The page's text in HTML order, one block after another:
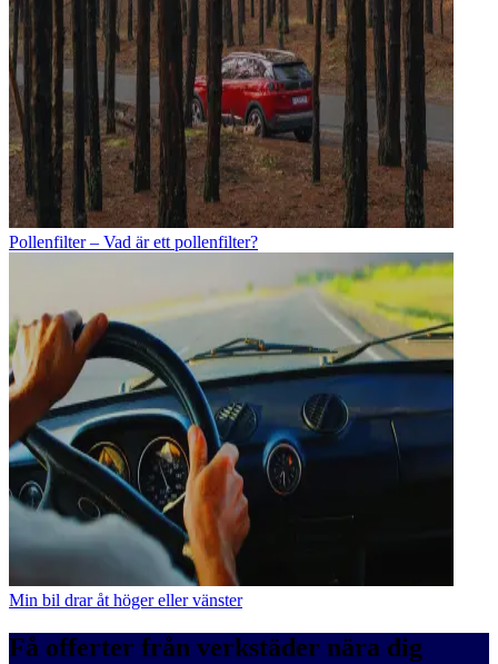
Pollenfilter – Vad är ett pollenfilter?
Min bil drar åt höger eller vänster
Få offerter från verkstäder nära dig